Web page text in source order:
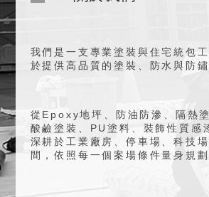
我們是一支專業塗裝與住宅統包
於提供高品質的塗裝、防水與防鏽
從Epoxy地坪、防油防滲、隔熱
酸鹼塗裝、PU塗料、裝飾性質感
深耕於工業廠房、停車場、科技
間，依照每一個案場條件量身規劃